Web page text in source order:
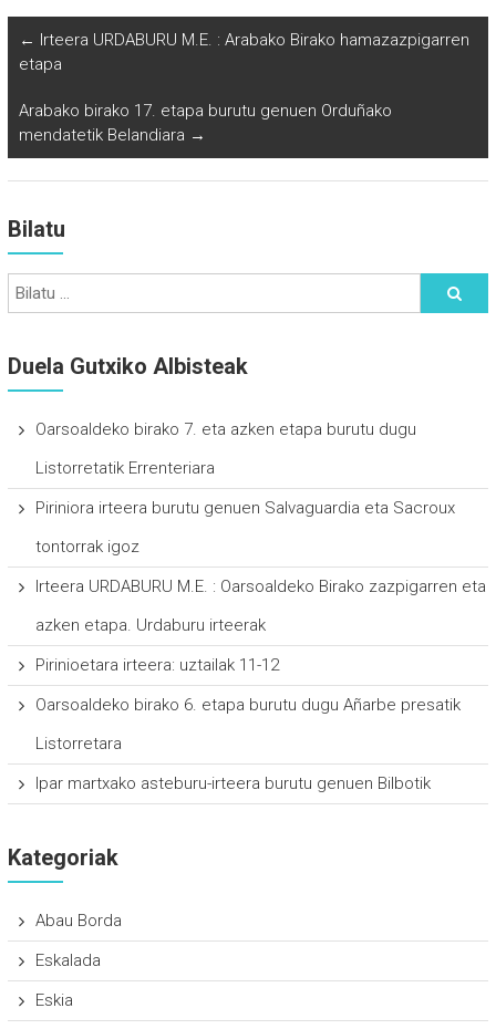
← Irteera URDABURU M.E. : Arabako Birako hamazazpigarren
etapa
Arabako birako 17. etapa burutu genuen Orduñako
mendatetik Belandiara →
Bilatu
Duela Gutxiko Albisteak
Oarsoaldeko birako 7. eta azken etapa burutu dugu
Listorretatik Errenteriara
Piriniora irteera burutu genuen Salvaguardia eta Sacroux
tontorrak igoz
Irteera URDABURU M.E. : Oarsoaldeko Birako zazpigarren eta
azken etapa. Urdaburu irteerak
Pirinioetara irteera: uztailak 11-12
Oarsoaldeko birako 6. etapa burutu dugu Añarbe presatik
Listorretara
Ipar martxako asteburu-irteera burutu genuen Bilbotik
Kategoriak
Abau Borda
Eskalada
Eskia